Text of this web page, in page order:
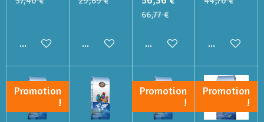
Ajouter au panierAjouter au panier
66,77 €
Ajouter au panierAjouter au
Promotion
!
Promotion
!
Promotion
!